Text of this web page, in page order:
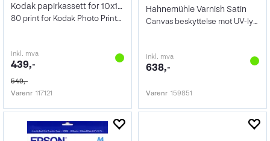
Kodak papirkassett for 10x15 printer
80 print for Kodak Photo Printer Dock
inkl. mva
439,-
549,-
Varenr 117121
Hahnemühle Varnish Satin
Canvas beskyttelse mot UV-lys og fukt
inkl. mva
638,-
Varenr 159851